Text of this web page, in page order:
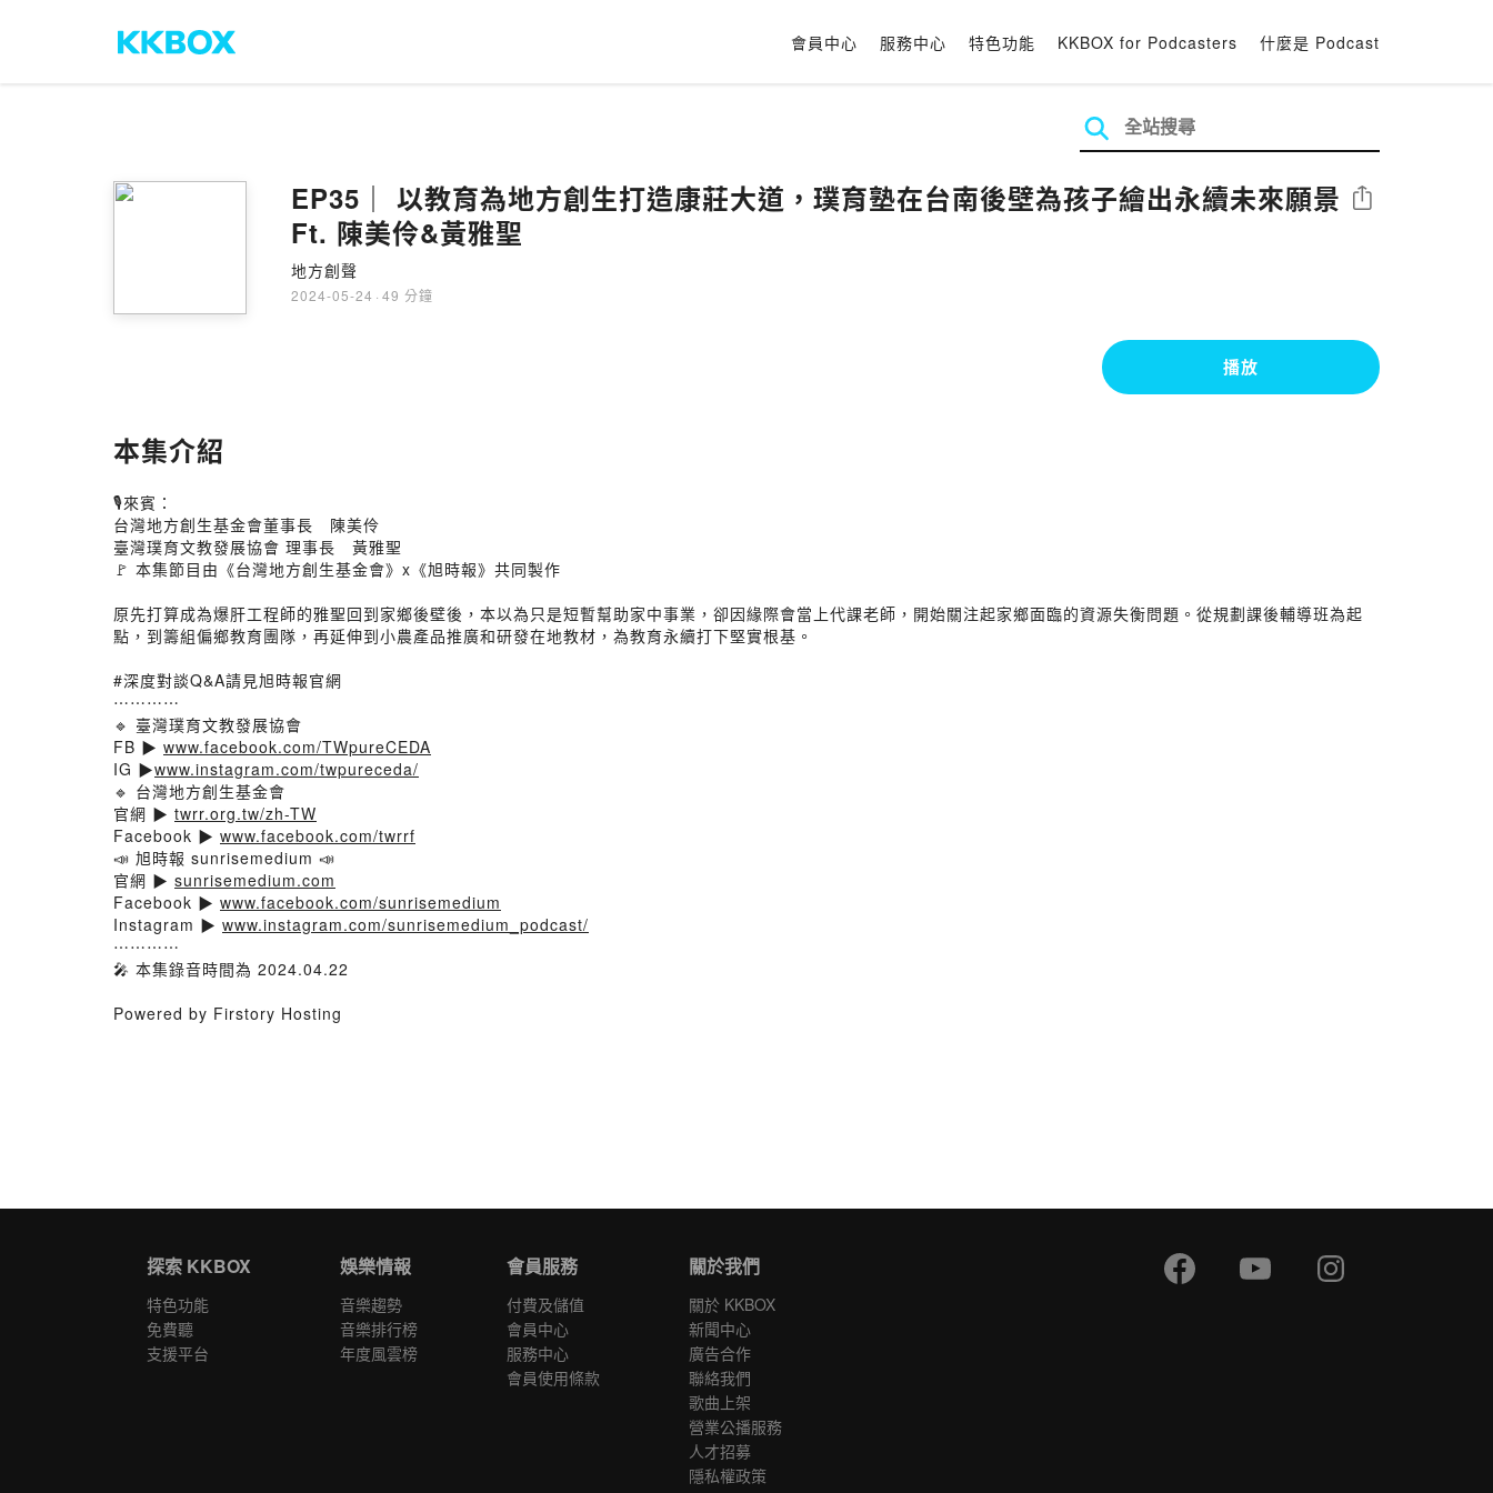
會員中心 服務中心 特色功能 KKBOX for Podcasters 什麼是 Podcast
EP35｜ 以教育為地方創生打造康莊大道，璞育塾在台南後壁為孩子繪出永續未來願景
Ft. 陳美伶&黃雅聖
地方創聲
2024-05-24 · 49 分鐘
分享
播放
本集介紹
🎙來賓：
台灣地方創生基金會董事長 陳美伶
臺灣璞育文教發展協會 理事長 黃雅聖
🚩 本集節目由《台灣地方創生基金會》x《旭時報》共同製作
原先打算成為爆肝工程師的雅聖回到家鄉後壁後，本以為只是短暫幫助家中事業，卻因緣際會當上代課老師，開始關注起家鄉面臨的資源失衡問題。從規劃課後輔導班為起
點，到籌組偏鄉教育團隊，再延伸到小農產品推廣和研發在地教材，為教育永續打下堅實根基。
#深度對談Q&A請見旭時報官網
⋯⋯⋯⋯
🔹 臺灣璞育文教發展協會
FB ▶️ www.facebook.com/TWpureCEDA
IG ▶️www.instagram.com/twpureceda/
🔹 台灣地方創生基金會
官網 ▶️ twrr.org.tw/zh-TW
Facebook ▶️ www.facebook.com/twrrf
📣 旭時報 sunrisemedium 📣
官網 ▶️ sunrisemedium.com
Facebook ▶️ www.facebook.com/sunrisemedium
Instagram ▶️ www.instagram.com/sunrisemedium_podcast/
⋯⋯⋯⋯
🎤 本集錄音時間為 2024.04.22
Powered by Firstory Hosting
探索 KKBOX
特色功能
免費聽
支援平台
娛樂情報
音樂趨勢
音樂排行榜
年度風雲榜
會員服務
付費及儲值
會員中心
服務中心
會員使用條款
關於我們
關於 KKBOX
新聞中心
廣告合作
聯絡我們
歌曲上架
營業公播服務
人才招募
隱私權政策